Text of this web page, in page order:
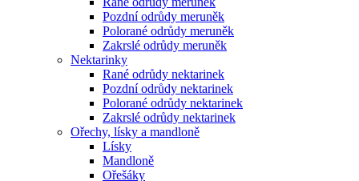
Pozdní odrůdy meruněk
Polorané odrůdy meruněk
Zakrslé odrůdy meruněk
Nektarinky
Rané odrůdy nektarinek
Pozdní odrůdy nektarinek
Polorané odrůdy nektarinek
Zakrslé odrůdy nektarinek
Ořechy, lísky a mandloně
Lísky
Mandloně
Ořešáky